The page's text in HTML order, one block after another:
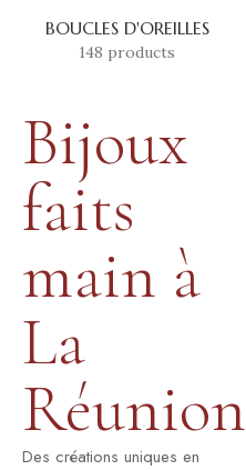
BOUCLES D'OREILLES
148 products
Bijoux
faits
main à
La
Réunion
Des créations uniques en